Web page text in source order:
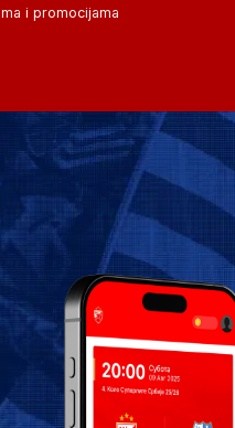
i promocijama